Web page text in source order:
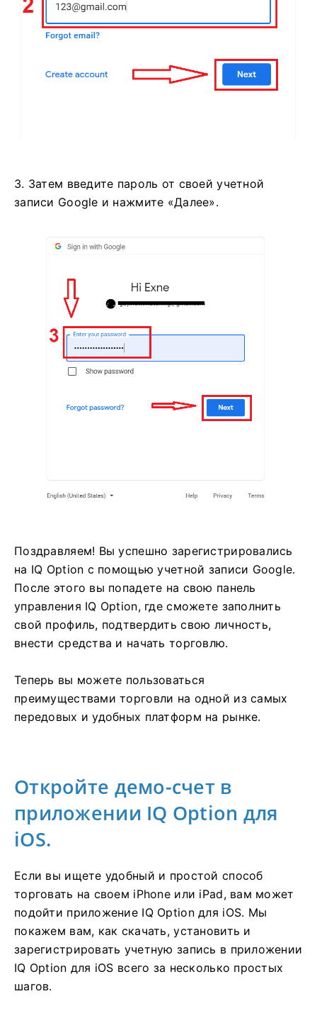
3. Затем введите пароль от своей учетной
записи Google и нажмите «Далее».
Поздравляем! Вы успешно зарегистрировались
на IQ Option с помощью учетной записи Google.
После этого вы попадете на свою панель
управления IQ Option, где сможете заполнить
свой профиль, подтвердить свою личность,
внести средства и начать торговлю.
Теперь вы можете пользоваться
преимуществами торговли на одной из самых
передовых и удобных платформ на рынке.
Откройте демо-счет в
приложении IQ Option для
iOS.
Если вы ищете удобный и простой способ
торговать на своем iPhone или iPad, вам может
подойти приложение IQ Option для iOS. Мы
покажем вам, как скачать, установить и
зарегистрировать учетную запись в приложении
IQ Option для iOS всего за несколько простых
шагов.